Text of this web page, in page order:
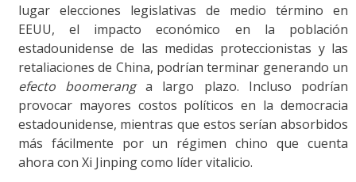
lugar elecciones legislativas de medio término en
EEUU, el impacto económico en la población
estadounidense de las medidas proteccionistas y las
retaliaciones de China, podrían terminar generando un
efecto boomeranga largo plazo. Incluso podrían
provocar mayores costos políticos en la democracia
estadounidense, mientras que estos serían absorbidos
más fácilmente por un régimen chino que cuenta
ahora con Xi Jinping como líder vitalicio.